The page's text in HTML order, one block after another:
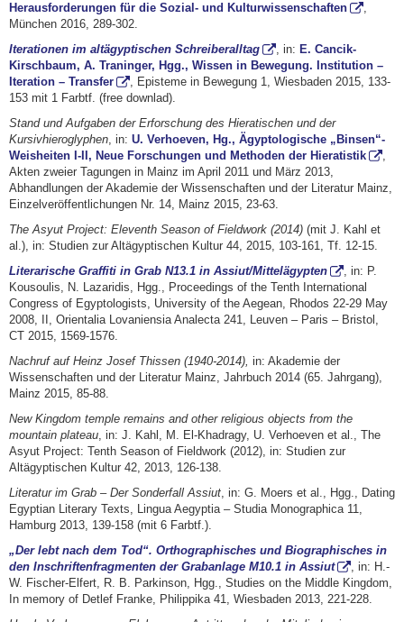
Herausforderungen für die Sozial- und Kulturwissenschaften
,
München 2016, 289-302.
Iterationen im altägyptischen Schreiberalltag
, in: E. Cancik-
Kirschbaum, A. Traninger, Hgg., Wissen in Bewegung. Institution –
Iteration – Transfer
, Episteme in Bewegung 1, Wiesbaden 2015, 133-
153 mit 1 Farbtf. (free downlad).
Stand und Aufgaben der Erforschung des Hieratischen und der
Kursivhieroglyphen, in: U. Verhoeven, Hg., Ägyptologische „Binsen“-
Weisheiten I-II, Neue Forschungen und Methoden der Hieratistik
,
Akten zweier Tagungen in Mainz im April 2011 und März 2013,
Abhandlungen der Akademie der Wissenschaften und der Literatur Mainz,
Einzelveröffentlichungen Nr. 14, Mainz 2015, 23-63.
The Asyut Project: Eleventh Season of Fieldwork (2014) (mit J. Kahl et
al.), in: Studien zur Altägyptischen Kultur 44, 2015, 103-161, Tf. 12-15.
Literarische Graffiti in Grab N13.1 in Assiut/Mittelägypten
, in: P.
Kousoulis, N. Lazaridis, Hgg., Proceedings of the Tenth International
Congress of Egyptologists, University of the Aegean, Rhodos 22-29 May
2008, II, Orientalia Lovaniensia Analecta 241, Leuven –Paris –Bristol,
CT 2015, 1569-1576.
Nachruf auf Heinz Josef Thissen (1940-2014), in: Akademie der
Wissenschaften und der Literatur Mainz, Jahrbuch 2014 (65. Jahrgang),
Mainz 2015, 85-88.
New Kingdom temple remains and other religious objects from the
mountain plateau, in: J. Kahl, M. El-Khadragy, U. Verhoeven et al., The
Asyut Project: Tenth Season of Fieldwork (2012), in: Studien zur
Altägyptischen Kultur 42, 2013, 126-138.
Literatur im Grab – Der Sonderfall Assiut, in: G. Moers et al., Hgg., Dating
Egyptian Literary Texts, Lingua Aegyptia – Studia Monographica 11,
Hamburg 2013, 139-158 (mit 6 Farbtf.).
„Der lebt nach dem Tod“. Orthographisches und Biographisches in
den Inschriftenfragmenten der Grabanlage M10.1 in Assiut
, in: H.-
W. Fischer-Elfert, R. B. Parkinson, Hgg., Studies on the Middle Kingdom,
In memory of Detlef Franke, Philippika 41, Wiesbaden 2013, 221-228.